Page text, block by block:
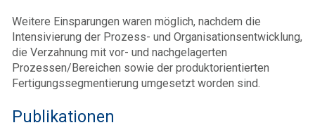
Weitere Einsparungen waren möglich, nachdem die
Intensivierung der Prozess- und Organisationsentwicklung,
die Verzahnung mit vor- und nachgelagerten
Prozessen/Bereichen sowie der produktorientierten
Fertigungssegmentierung umgesetzt worden sind.
Publikationen